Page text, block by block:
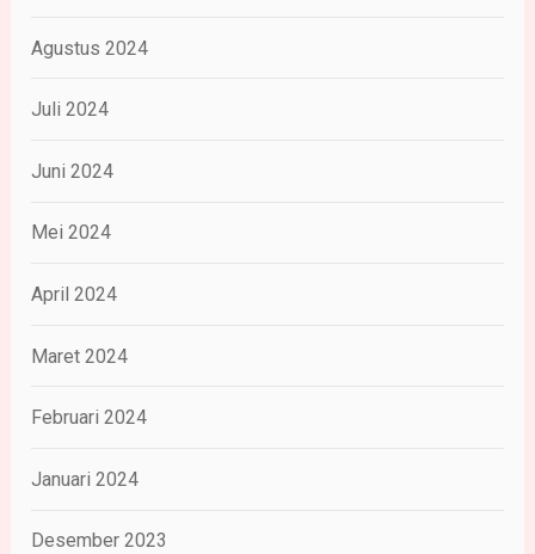
Agustus 2024
Juli 2024
Juni 2024
Mei 2024
April 2024
Maret 2024
Februari 2024
Januari 2024
Desember 2023